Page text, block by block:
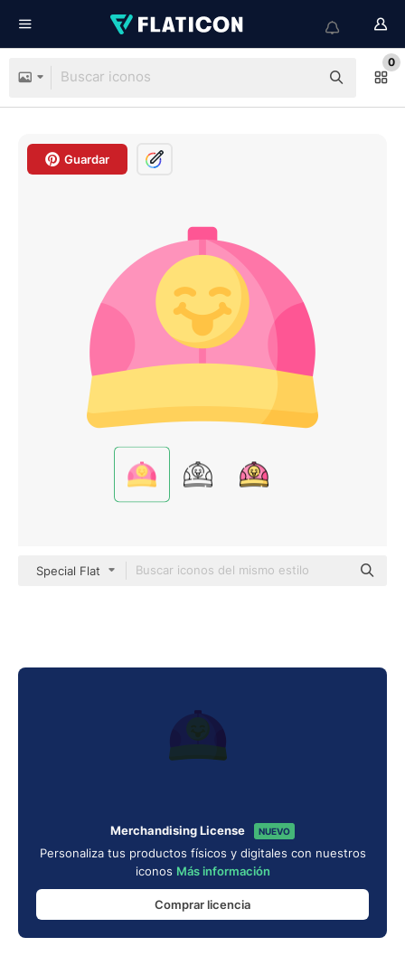
0
Guardar
Special Flat
Merchandising License NUEVO
Personaliza tus productos físicos y digitales con nuestros
iconos Más información
Comprar licencia